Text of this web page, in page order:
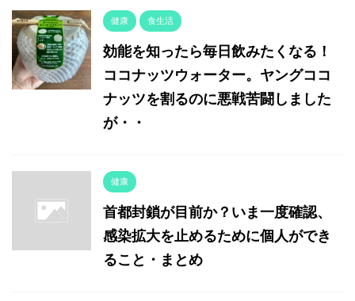
健康 食生活
効能を知ったら毎日飲みたくなる！
ココナッツウォーター。ヤングココ
ナッツを割るのに悪戦苦闘しました
が・・
健康
首都封鎖が目前か？いま一度確認、
感染拡大を止めるために個人ができ
ること・まとめ